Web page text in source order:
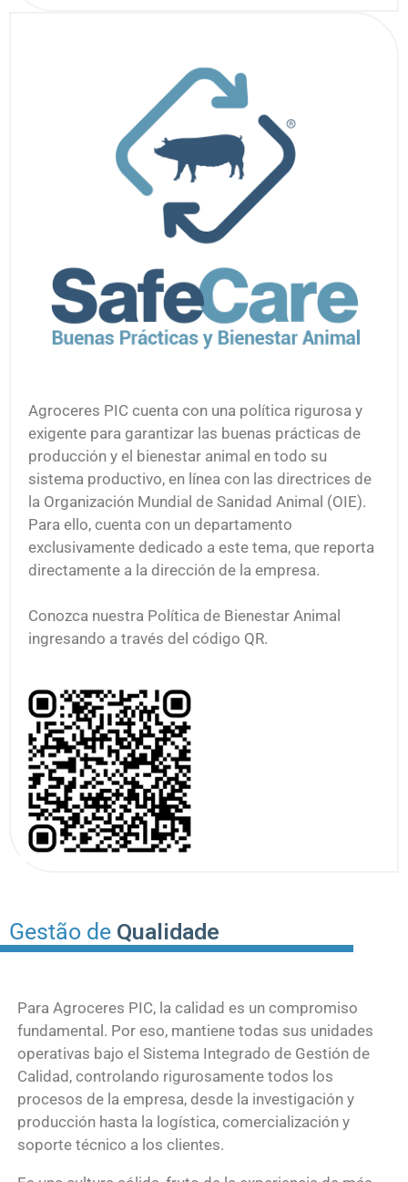
Agroceres PIC cuenta con una política rigurosa y
exigente para garantizar las buenas prácticas de
producción y el bienestar animal en todo su
sistema productivo, en línea con las directrices de
la Organización Mundial de Sanidad Animal (OIE).
Para ello, cuenta con un departamento
exclusivamente dedicado a este tema, que reporta
directamente a la dirección de la empresa.
Conozca nuestra Política de Bienestar Animal
ingresando a través del código QR.
Gestão de Qualidade
Para Agroceres PIC, la calidad es un compromiso
fundamental. Por eso, mantiene todas sus unidades
operativas bajo el Sistema Integrado de Gestión de
Calidad, controlando rigurosamente todos los
procesos de la empresa, desde la investigación y
producción hasta la logística, comercialización y
soporte técnico a los clientes.